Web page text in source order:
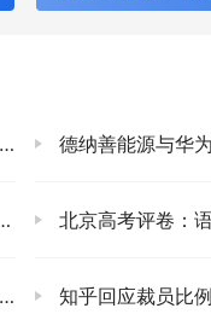
德纳善能源与华为数字
北京高考评卷：语文已
知乎回应裁员比例